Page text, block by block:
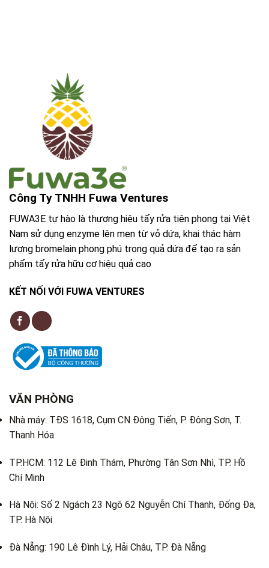
Công Ty TNHH Fuwa Ventures
FUWA3E tự hào là thương hiệu tẩy rửa tiên phong tại Việt
Nam sử dụng enzyme lên men từ vỏ dứa, khai thác hàm
lượng bromelain phong phú trong quả dứa để tạo ra sản
phẩm tẩy rửa hữu cơ hiệu quả cao
KẾT NỐI VỚI FUWA VENTURES
VĂN PHÒNG
Nhà máy: TĐS 1618, Cụm CN Đông Tiến, P. Đông Sơn, T.
Thanh Hóa
TP.HCM: 112 Lê Đinh Thám, Phường Tân Sơn Nhì, TP. Hồ
Chí Minh
Hà Nội: Số 2 Ngách 23 Ngõ 62 Nguyễn Chí Thanh, Đống Đa,
TP. Hà Nội
Đà Nẵng: 190 Lê Đình Lý, Hải Châu, TP. Đà Nẵng